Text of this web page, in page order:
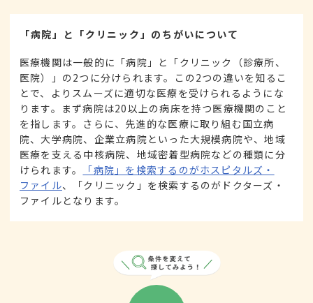
「病院」と「クリニック」のちがいについて
医療機関は一般的に「病院」と「クリニック（診療所、
医院）」の2つに分けられます。この2つの違いを知るこ
とで、よりスムーズに適切な医療を受けられるようにな
ります。まず病院は20以上の病床を持つ医療機関のこと
を指します。さらに、先進的な医療に取り組む国立病
院、大学病院、企業立病院といった大規模病院や、地域
医療を支える中核病院、地域密着型病院などの種類に分
けられます。
「病院」を検索するのがホスピタルズ・
ファイル、「クリニック」を検索するのがドクターズ・
ファイルとなります。